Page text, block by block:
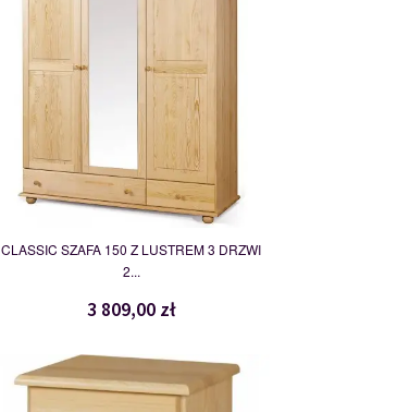
CLASSIC SZAFA 150 Z LUSTREM 3 DRZWI
2...
3 809,00 zł
OLIVIER